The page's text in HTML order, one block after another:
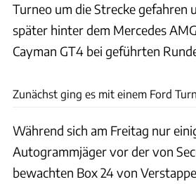
Turneo um die Strecke gefahren
später hinter dem Mercedes
Cayman GT4 bei geführten
Zunächst ging es mit einem Ford
Während sich am Freitag nur
Autogrammjäger vor der von
bewachten Box 24 von